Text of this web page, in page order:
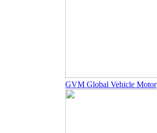
GVM Global Vehicle Motor